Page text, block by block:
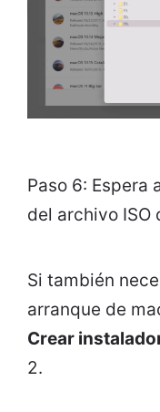
Paso 6: Espera
del archivo ISO
Si también
arranque de
Crear
2.